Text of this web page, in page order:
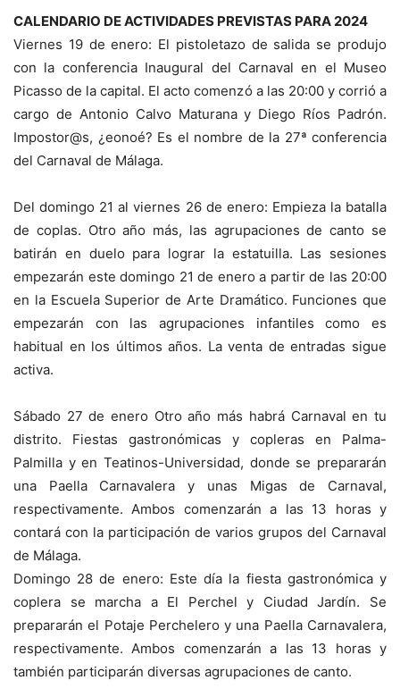
CALENDARIO DE ACTIVIDADES PREVISTAS PARA 2024
Viernes 19 de enero: El pistoletazo de salida se produjo
con la conferencia Inaugural del Carnaval en el Museo
Picasso de la capital. El acto comenzó a las 20:00 y corrió a
cargo de Antonio Calvo Maturana y Diego Ríos Padrón.
Impostor@s, ¿eonoé? Es el nombre de la 27ª conferencia
del Carnaval de Málaga.
Del domingo 21 al viernes 26 de enero: Empieza la batalla
de coplas. Otro año más, las agrupaciones de canto se
batirán en duelo para lograr la estatuilla. Las sesiones
empezarán este domingo 21 de enero a partir de las 20:00
en la Escuela Superior de Arte Dramático. Funciones que
empezarán con las agrupaciones infantiles como es
habitual en los últimos años. La venta de entradas sigue
activa.
Sábado 27 de enero Otro año más habrá Carnaval en tu
distrito. Fiestas gastronómicas y copleras en Palma-
Palmilla y en Teatinos-Universidad, donde se prepararán
una Paella Carnavalera y unas Migas de Carnaval,
respectivamente. Ambos comenzarán a las 13 horas y
contará con la participación de varios grupos del Carnaval
de Málaga.
Domingo 28 de enero: Este día la fiesta gastronómica y
coplera se marcha a El Perchel y Ciudad Jardín. Se
prepararán el Potaje Perchelero y una Paella Carnavalera,
respectivamente. Ambos comenzarán a las 13 horas y
también participarán diversas agrupaciones de canto.